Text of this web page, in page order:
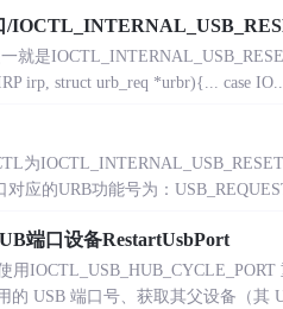
/
就是
irp, struct urb_req *urbr){... case
为
对应的URB功能号为：
端口设备RestartUsbPort
用
的 USB 端口号、获取其父设备（其